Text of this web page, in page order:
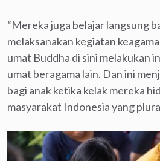
“Mereka juga belajar langsung
melaksanakan kegiatan
umat Buddha di sini melakukan
umat beragama lain. Dan ini
bagi anak ketika kelak mereka
masyarakat Indonesia yang